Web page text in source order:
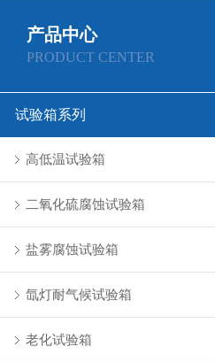
产品中心
PRODUCT CENTER
试验箱系列
高低温试验箱
二氧化硫腐蚀试验箱
盐雾腐蚀试验箱
氙灯耐气候试验箱
老化试验箱